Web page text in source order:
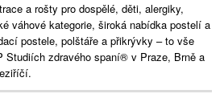
a rošty pro dospělé, děti, alergiky,
váhové kategorie, široká nabídka postelí a
postele, polštáře a přikrývky – to vše
Studiích zdravého spaní® v Praze, Brně a